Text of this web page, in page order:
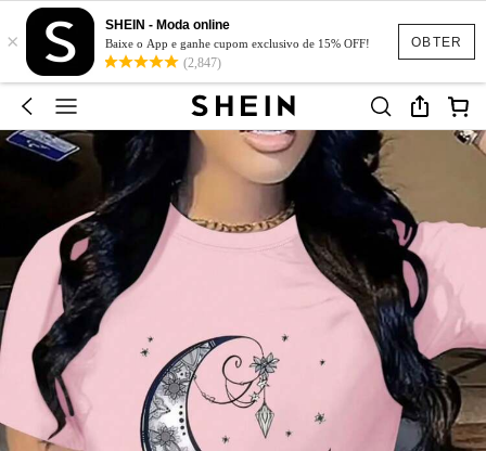
OBTER
×
SHEIN - Moda online
Baixe o App e ganhe cupom exclusivo de 15% OFF!
(2,847)